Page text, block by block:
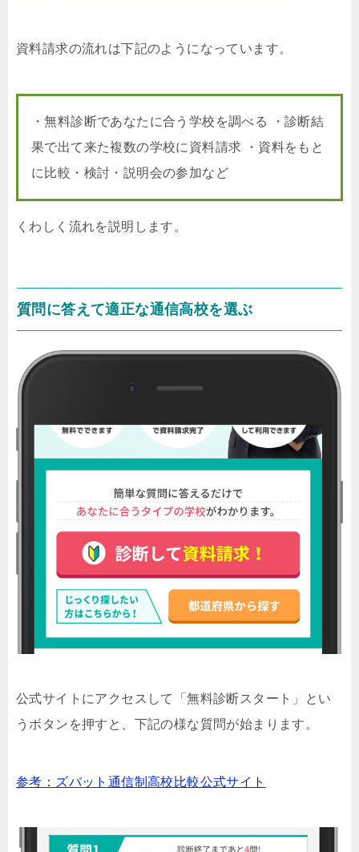
資料請求の流れは下記のようになっています。
・無料診断であなたに合う学校を調べる ・診断結
果で出て来た複数の学校に資料請求 ・資料をもと
に比較・検討・説明会の参加など
くわしく流れを説明します。
質問に答えて適正な通信高校を選ぶ
公式サイトにアクセスして「無料診断スタート」とい
うボタンを押すと、下記の様な質問が始まります。
参考：ズバット通信制高校比較公式サイト